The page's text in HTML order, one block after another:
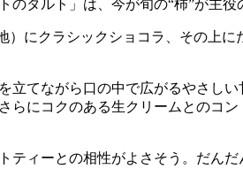
タルト」は、今が旬の“柿”が主役
にクラシックショコラ、その上に
立てながら口の中で広がるやさし
にコクのある生クリームとのコン
ィーとの相性がよさそう。だん